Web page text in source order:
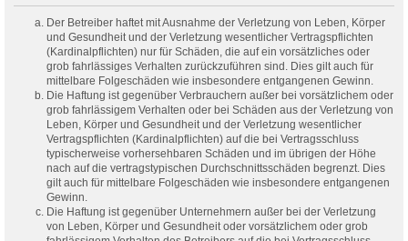
Der Betreiber haftet mit Ausnahme der Verletzung von Leben, Körper
und Gesundheit und der Verletzung wesentlicher Vertragspflichten
(Kardinalpflichten) nur für Schäden, die auf ein vorsätzliches oder
grob fahrlässiges Verhalten zurückzuführen sind. Dies gilt auch für
mittelbare Folgeschäden wie insbesondere entgangenen Gewinn.
Die Haftung ist gegenüber Verbrauchern außer bei vorsätzlichem oder
grob fahrlässigem Verhalten oder bei Schäden aus der Verletzung von
Leben, Körper und Gesundheit und der Verletzung wesentlicher
Vertragspflichten (Kardinalpflichten) auf die bei Vertragsschluss
typischerweise vorhersehbaren Schäden und im übrigen der Höhe
nach auf die vertragstypischen Durchschnittsschäden begrenzt. Dies
gilt auch für mittelbare Folgeschäden wie insbesondere entgangenen
Gewinn.
Die Haftung ist gegenüber Unternehmern außer bei der Verletzung
von Leben, Körper und Gesundheit oder vorsätzlichem oder grob